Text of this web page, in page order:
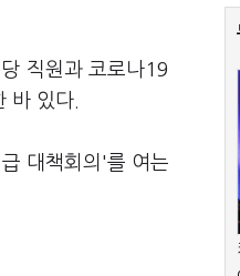
직원과 코로나19
바 있다.
대책회의'를 여는